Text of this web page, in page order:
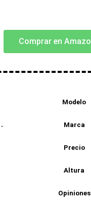
Comprar en
Modelo
Marca
Precio
Altura
Opiniones